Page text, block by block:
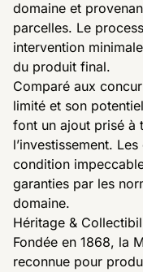
domaine et
parcelles. Le
intervention
du produit final.
Comparé aux
limité et son
font un ajout prisé à
l’investissement.
condition
garanties par les
domaine.
Héritage &
Fondée en 1868, la
reconnue pour